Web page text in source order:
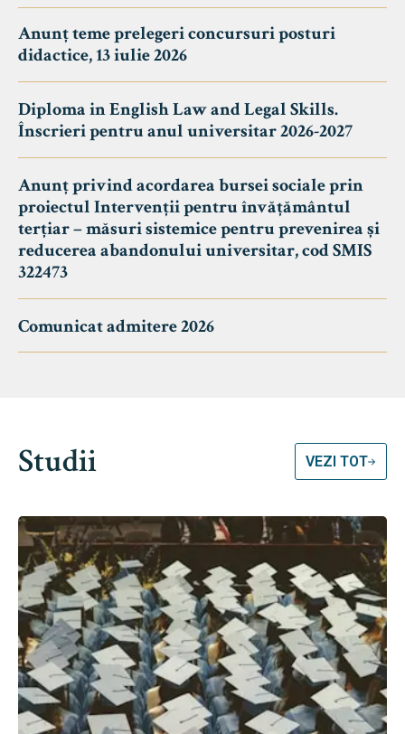
Anunț teme prelegeri concursuri posturi
didactice, 13 iulie 2026
Diploma in English Law and Legal Skills.
Înscrieri pentru anul universitar 2026-2027
Anunț privind acordarea bursei sociale prin
proiectul Intervenții pentru învățământul
terțiar – măsuri sistemice pentru prevenirea și
reducerea abandonului universitar, cod SMIS
322473
Comunicat admitere 2026
Studii VEZI TOT